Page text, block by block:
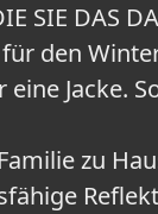
SIE DAS
den
Jacke.
Familie zu